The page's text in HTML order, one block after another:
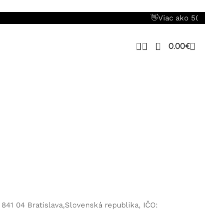
👋Viac ako 500+ spokojných zákazníkov.
0.00€
04 Bratislava,Slovenská republika, IČO: